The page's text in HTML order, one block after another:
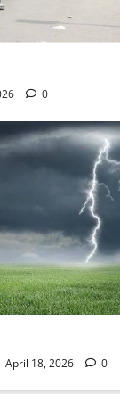
0
April 18, 2026 0